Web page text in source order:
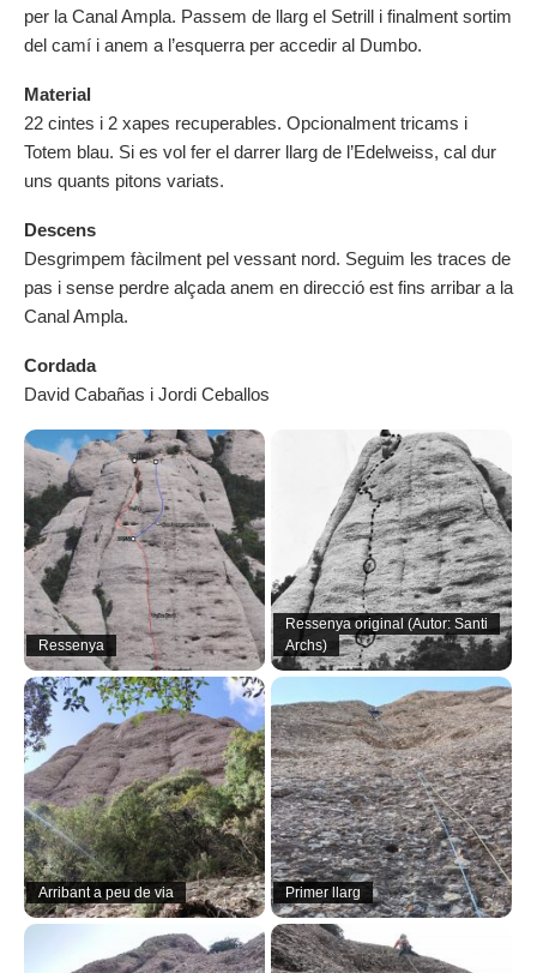
per la Canal Ampla. Passem de llarg el Setrill i finalment sortim
del camí i anem a l’esquerra per accedir al Dumbo.
Material
22 cintes i 2 xapes recuperables. Opcionalment tricams i
Totem blau. Si es vol fer el darrer llarg de l’Edelweiss, cal dur
uns quants pitons variats.
Descens
Desgrimpem fàcilment pel vessant nord. Seguim les traces de
pas i sense perdre alçada anem en direcció est fins arribar a la
Canal Ampla.
Cordada
David Cabañas i Jordi Ceballos
Ressenya
Ressenya original (Autor: Santi
Archs)
Arribant a peu de via Primer llarg